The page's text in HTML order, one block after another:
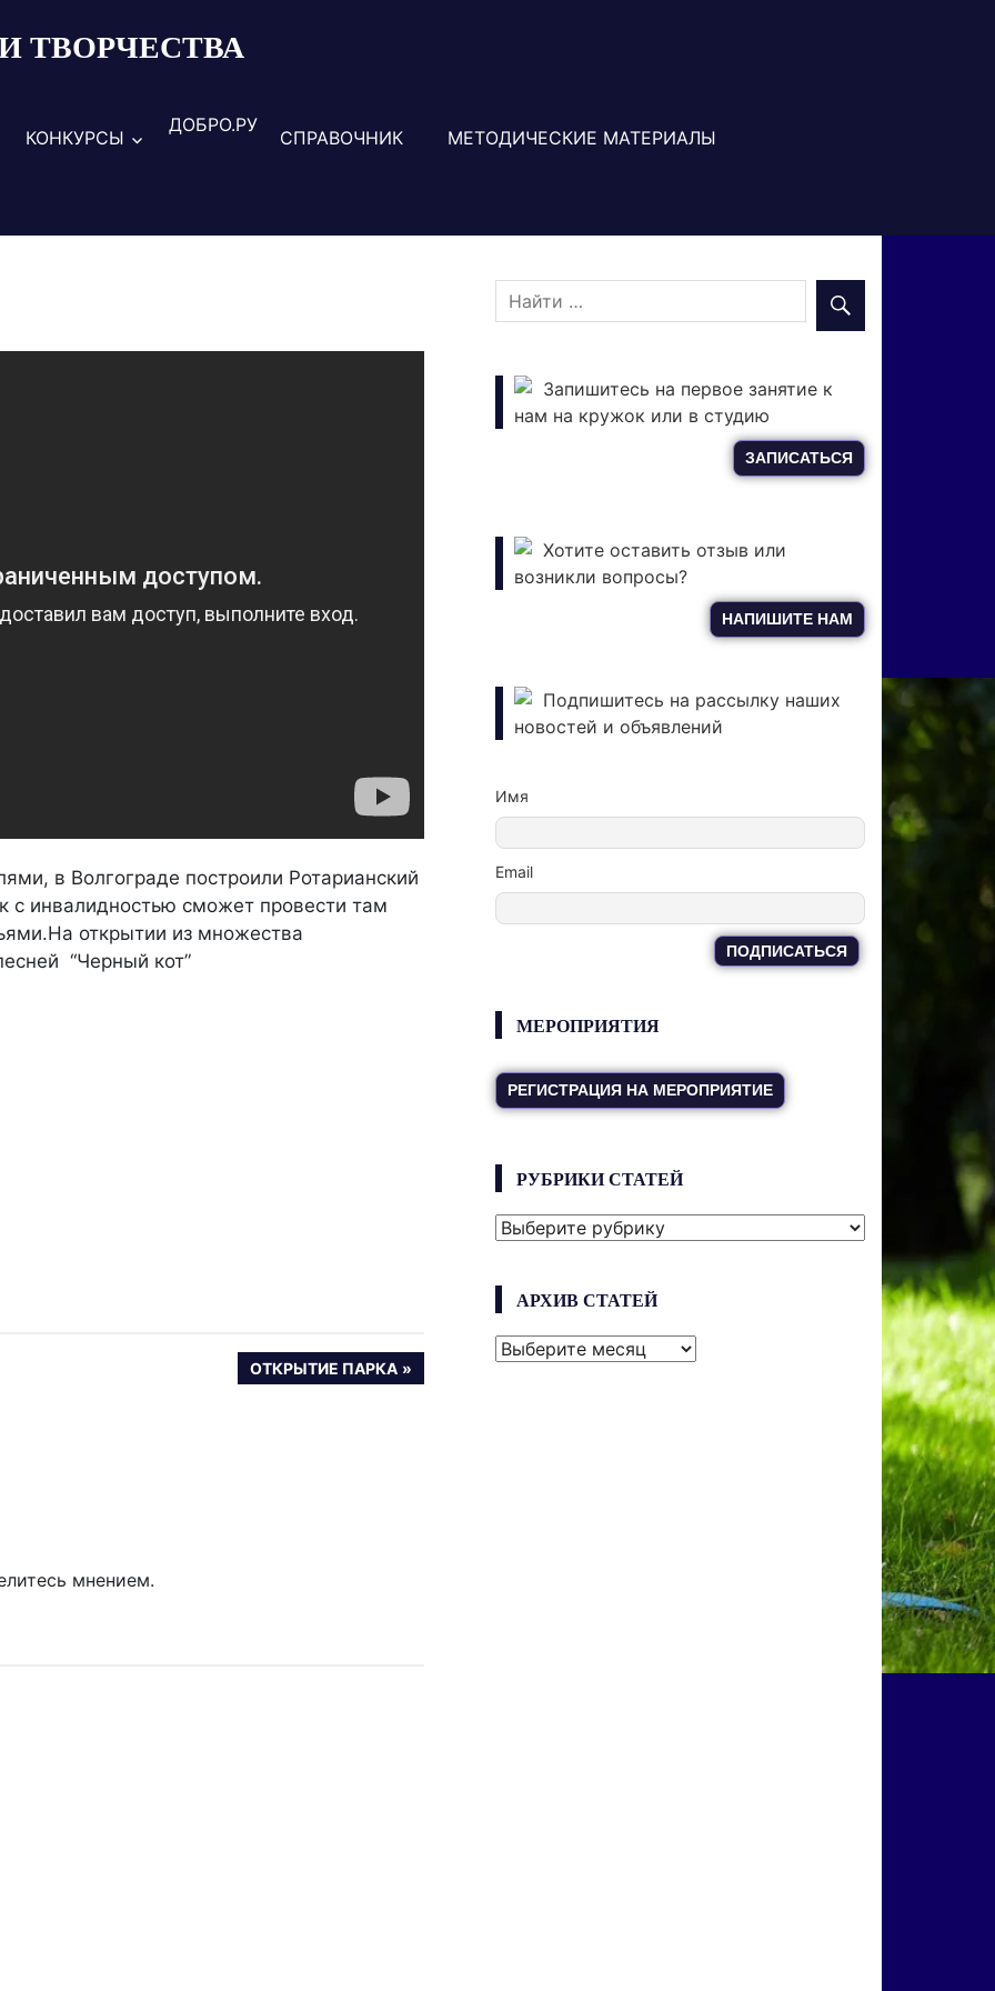
ТВОРЧЕСТВА
КОНКУРСЫ
ДОБРО.РУ
СПРАВОЧНИК МЕТОДИЧЕСКИЕ МАТЕРИАЛЫ
в Волгограде построили Ротарианский
инвалидностью сможет провести там
открытии из множества
“Черный кот”
СЛЕДУЮЩАЯ
ЗАПИСЬ:
ОТКРЫТИЕ ПАРКА
мнением.
Запишитесь на первое занятие к
нам на кружок или в студию
ЗАПИСАТЬСЯ
Хотите оставить отзыв или
возникли вопросы?
НАПИШИТЕ НАМ
Подпишитесь на рассылку наших
новостей и объявлений
Имя
Email
МЕРОПРИЯТИЯ
РЕГИСТРАЦИЯ НА МЕРОПРИЯТИЕ
РУБРИКИ СТАТЕЙ
РУБРИКИ
АРХИВ СТАТЕЙ
АРХИВ